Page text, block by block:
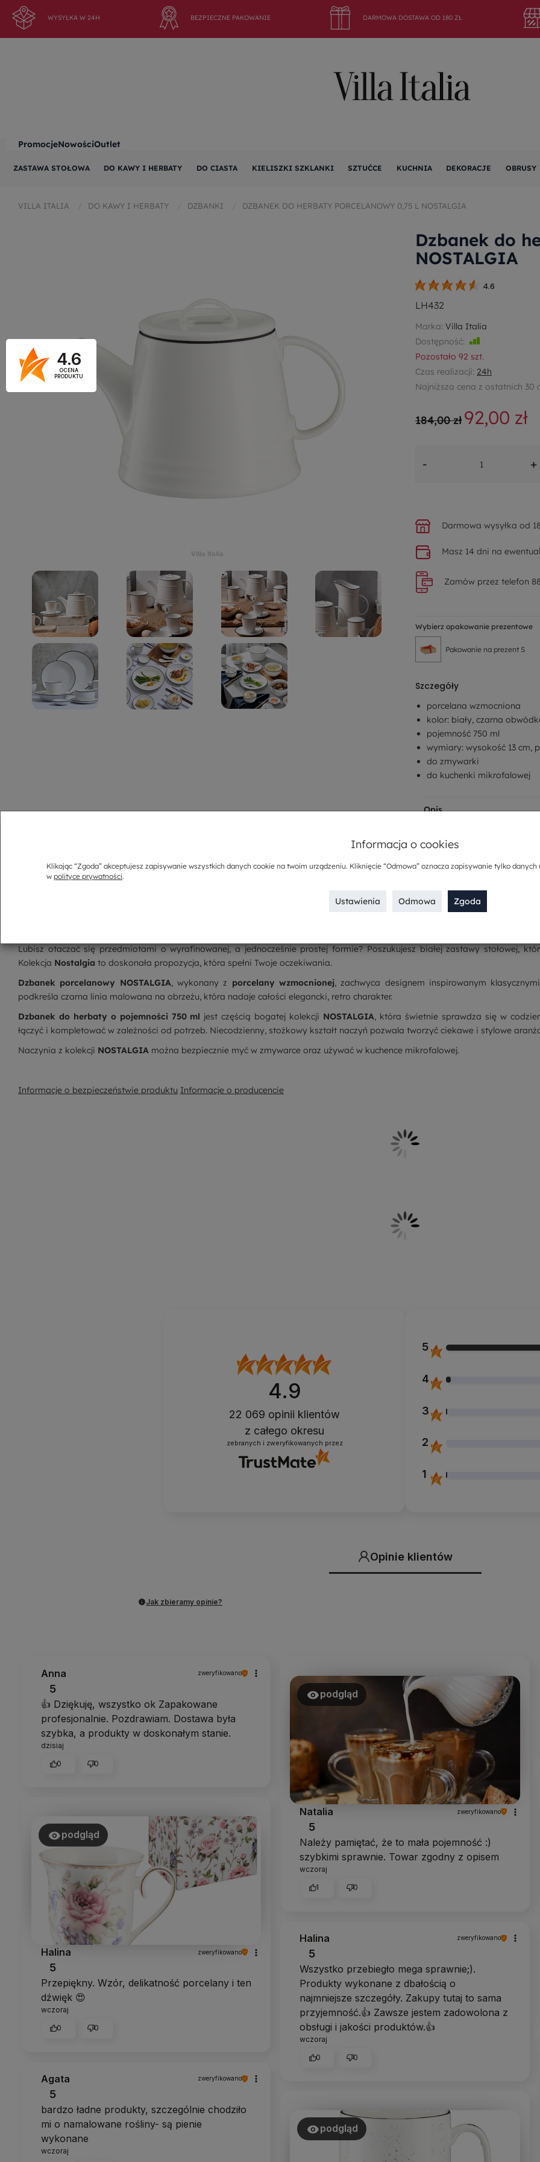
WYSYŁKA W 24H BEZPIECZNE PAKOWANIE DARMOWA DOSTAWA OD 180 ZŁ
PromocjeNowościOutlet
ZASTAWA STOŁOWA DO KAWY I HERBATY DO CIASTA KIELISZKI SZKLANKI SZTUĆCE KUCHNIA DEKORACJE OBRUSY
VILLA ITALIA DO KAWY I HERBATY DZBANKI DZBANEK DO HERBATY PORCELANOWY 0,75 L NOSTALGIA
Dzbanek do
NOSTALGIA
4.6
LH432
Marka: Villa Italia
Dostępność:
Pozostało 92 szt.
Czas realizacji: 24h
Najniższa cena z ostatnich 30
184,00 zł 92,00 zł
- +
Darmowa wysyłka od
Masz 14 dni na
Zamów przez telefon
Wybierz opakowanie prezentowe
Pakowanie na prezent S
Szczegóły
porcelana wzmocniona
kolor: biały, czarna
pojemność 750 ml
wymiary: wysokość 13 cm,
do zmywarki
do kuchenki mikrofalowej
Opis
Lubisz otaczać się przedmiotami o wyrafinowanej, a jednocześnie prostej formie? Poszukujesz białej zastawy stołowej,
Kolekcja Nostalgia to doskonała propozycja, która spełni Twoje oczekiwania.
Dzbanek porcelanowy NOSTALGIA, wykonany z porcelany wzmocnionej, zachwyca designem inspirowanym
podkreśla czarna linia malowana na obrzeżu, która nadaje całości elegancki, retro charakter.
Dzbanek do herbaty o pojemności 750 ml jest częścią bogatej kolekcji NOSTALGIA, która świetnie sprawdza się w
łączyć i kompletować w zależności od potrzeb. Niecodzienny, stożkowy kształt naczyń pozwala tworzyć ciekawe i stylowe
Naczynia z kolekcji NOSTALGIA można bezpiecznie myć w zmywarce oraz używać w kuchence mikrofalowej.
Informacje o bezpieczeństwie produktu Informacje o producencie
4.9
22 069 opinii klientów
z całego okresu
zebranych i zweryfikowanych przez
5
4
3
2
1
Opinie klientów
Jak zbieramy opinie?
Anna zweryfikowano
5
👍️ Dziękuję, wszystko ok Zapakowane
profesjonalnie. Pozdrawiam. Dostawa była
szybka, a produkty w doskonałym stanie.
dzisiaj
0 0
podgląd
Natalia zweryfikowano
5
Należy pamiętać, że to mała pojemność :)
szybkimi sprawnie. Towar zgodny z opisem
wczoraj
1 0
podgląd
Halina zweryfikowano
5
Przepiękny. Wzór, delikatność porcelany i ten
dźwięk 😍
wczoraj
0 0
Halina zweryfikowano
5
Wszystko przebiegło mega sprawnie;).
Produkty wykonane z dbałością o
najmniejsze szczegóły. Zakupy tutaj to sama
przyjemność.👍 Zawsze jestem zadowolona z
obsługi i jakości produktów.👍
wczoraj
0 0
Agata zweryfikowano
5
bardzo ładne produkty, szczególnie chodziło
mi o namalowane rośliny- są pienie
wykonane
wczoraj
podgląd
Informacja o cookies
Klikając “Zgoda” akceptujesz zapisywanie wszystkich danych cookie na twoim urządzeniu. Kliknięcie “Odmowa” oznacza zapisywanie tylko
w polityce prywatności.
Ustawienia Odmowa Zgoda
4.6
OCENA
PRODUKTU